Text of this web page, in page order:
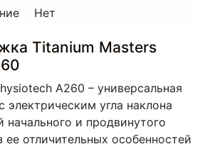
Нет
Titanium Masters
A260 – универсальная
электрическим угла наклона
начального и продвинутого
отличительных особенностей